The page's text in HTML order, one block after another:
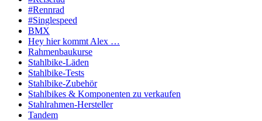
#Rennrad
#Singlespeed
BMX
Hey hier kommt Alex …
Rahmenbaukurse
Stahlbike-Läden
Stahlbike-Tests
Stahlbike-Zubehör
Stahlbikes & Komponenten zu verkaufen
Stahlrahmen-Hersteller
Tandem